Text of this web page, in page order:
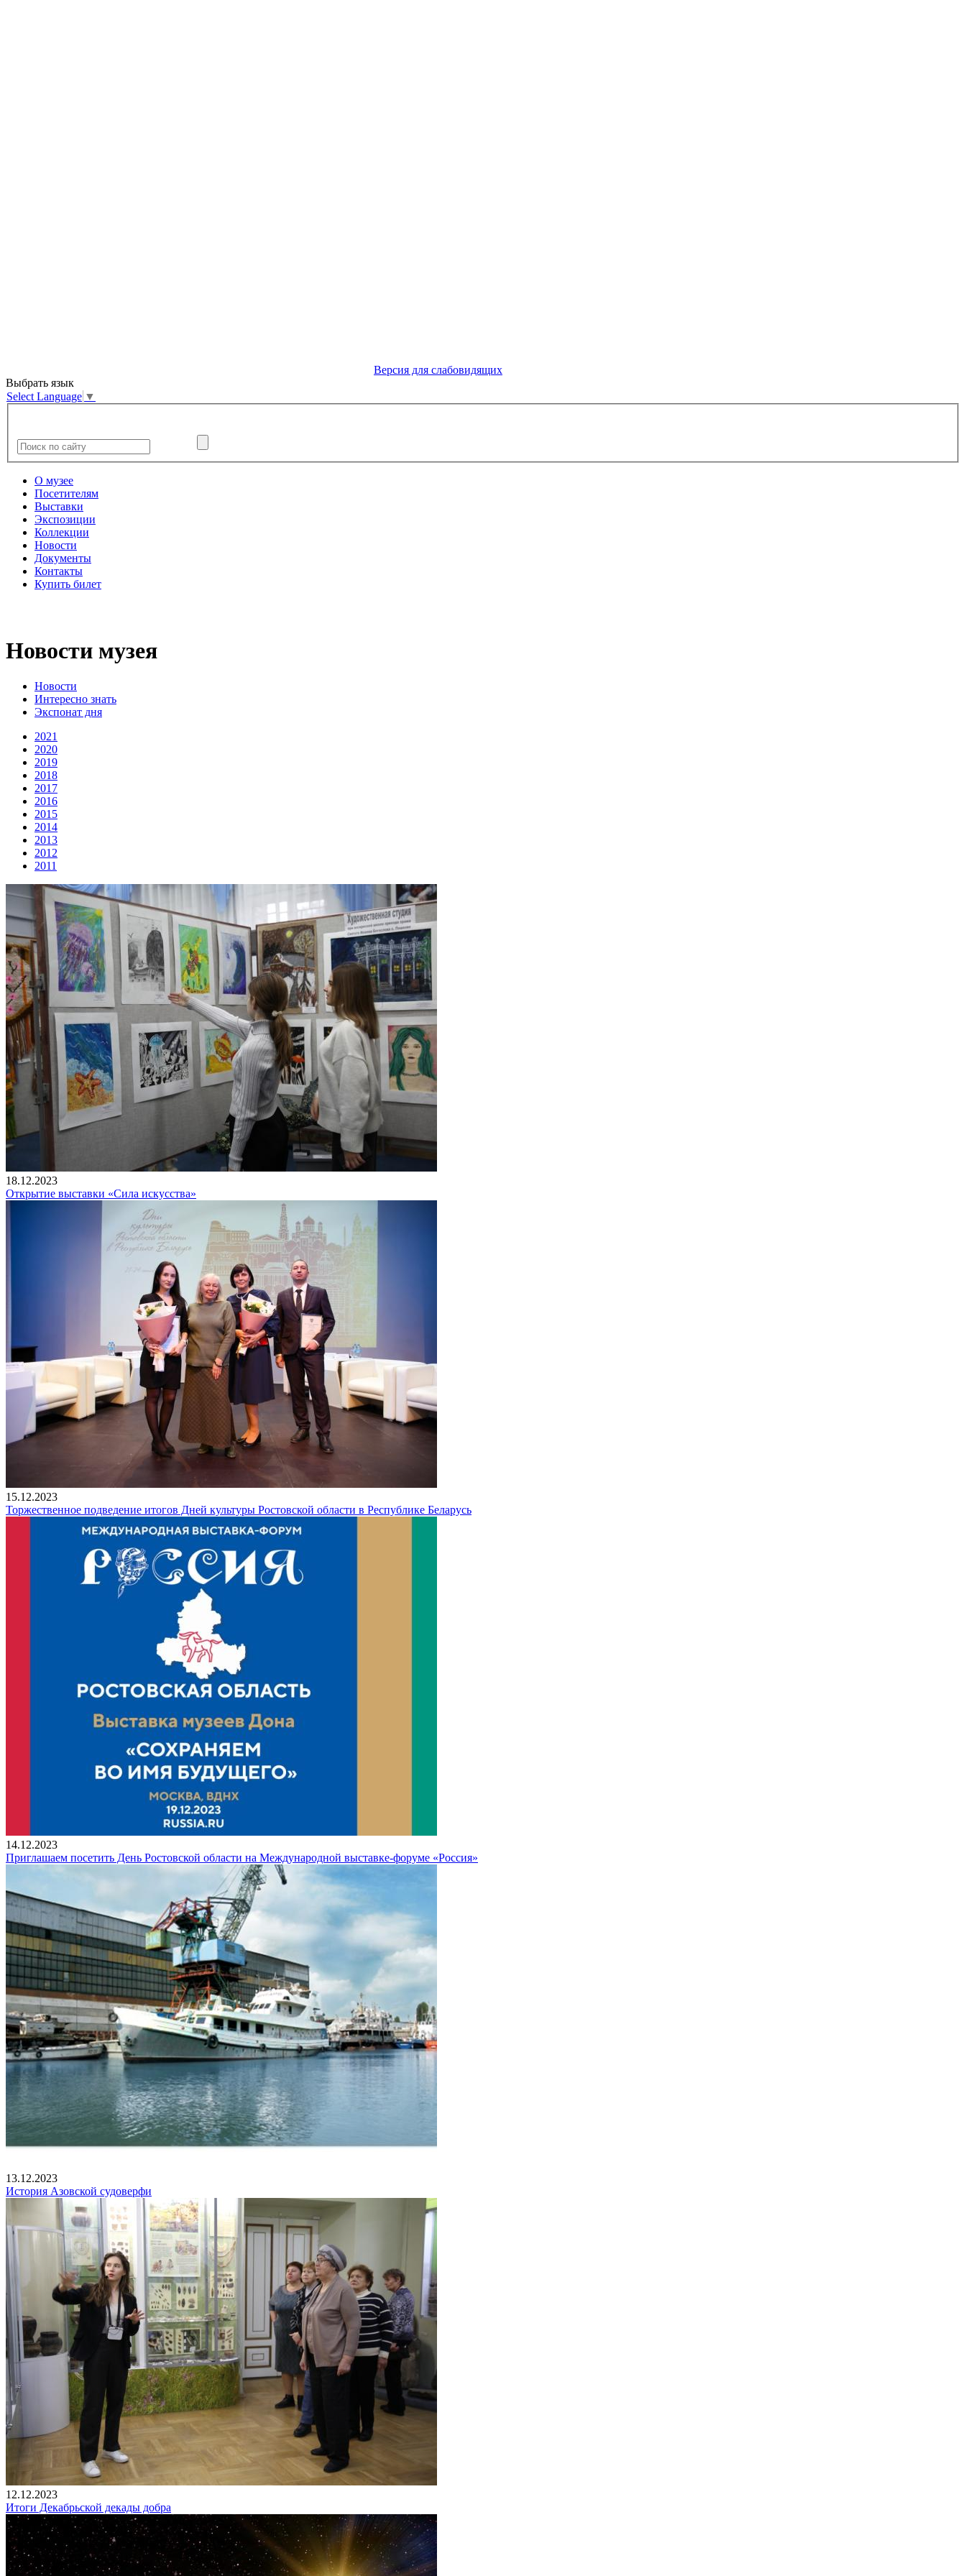
Версия для слабовидящих
Выбрать язык
Select Language ▼
О музее
Посетителям
Выставки
Экспозиции
Коллекции
Новости
Документы
Контакты
Купить билет
Новости музея
Новости
Интересно знать
Экспонат дня
2021
2020
2019
2018
2017
2016
2015
2014
2013
2012
2011
18.12.2023
Открытие выставки «Сила искусства»
15.12.2023
Торжественное подведение итогов Дней культуры Ростовской области в Республике Беларусь
14.12.2023
Приглашаем посетить День Ростовской области на Международной выставке-форуме «Россия»
13.12.2023
История Азовской судоверфи
12.12.2023
Итоги Декабрьской декады добра